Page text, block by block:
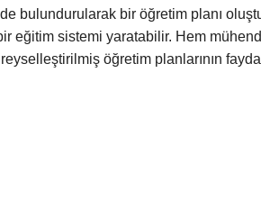
bulundurularak bir öğretim planı
eğitim sistemi yaratabilir. Hem
öğretim planlarının